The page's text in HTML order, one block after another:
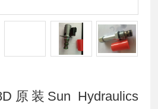
原装Sun Hydraulics